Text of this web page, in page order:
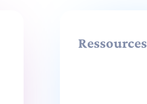
Ressources